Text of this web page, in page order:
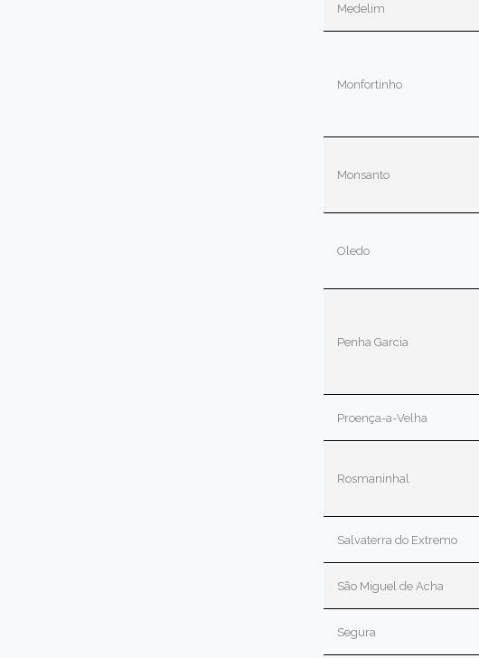
Medelim
Monfortinho
Monsanto
Oledo
Penha Garcia
Proença-a-Velha
Rosmaninhal
Salvaterra do Extremo
São Miguel de Acha
Segura